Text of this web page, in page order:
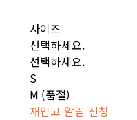
사이즈
선택하세요.
선택하세요.
S
M (품절)
재입고 알림 신청